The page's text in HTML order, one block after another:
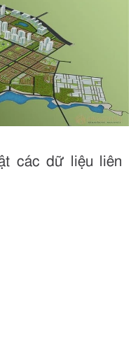
các dữ liệu liên